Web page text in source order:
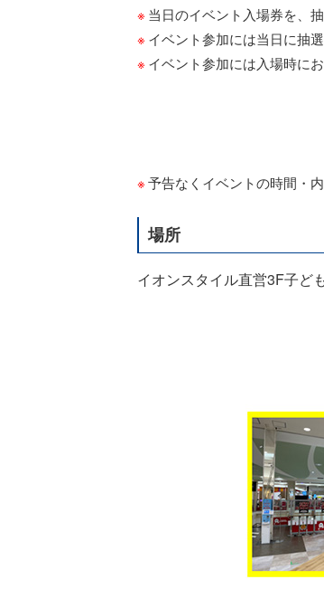
当日のイベント入場券を、
イベント参加には当日に抽
イベント参加には入場時に
予告なくイベントの時間・
場所
イオンスタイル直営3F子ど